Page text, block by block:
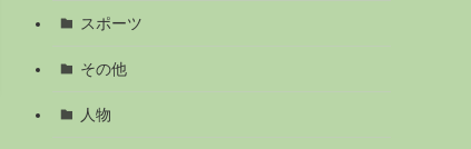
スポーツ
その他
人物